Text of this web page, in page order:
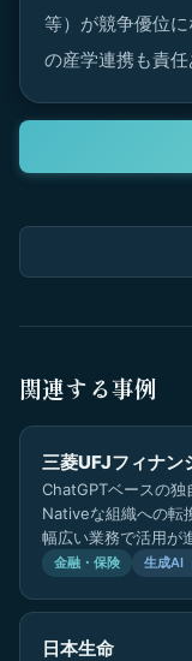
等）が競争優位
の産学連携も責任
関連する事例
三菱UFJフィナン
ChatGPTベースの
Nativeな組織への転
幅広い業務で活用が
金融・保険 生成AI
日本生命